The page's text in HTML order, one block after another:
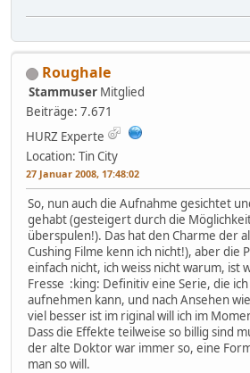
Roughale
Stammuser Mitglied
Beiträge: 7.671
HURZ Experte
Location: Tin City
27 Januar 2008, 17:48:02
So, nun auch die Aufnahme gesichtet
gehabt (gesteigert durch die
überspulen!). Das hat den Charme der
Cushing Filme kenn ich nicht!), aber die
einfach nicht, ich weiss nicht warum, ist
Fresse :king: Definitiv eine Serie, die ich
aufnehmen kann, und nach Ansehen
viel besser ist im riginal will ich im
Dass die Effekte teilweise so billig sind
der alte Doktor war immer so, eine
man so will.